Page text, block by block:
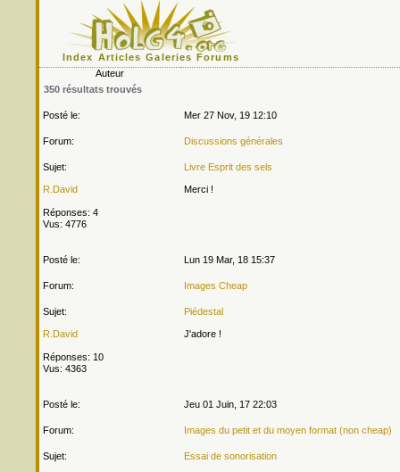
Index Articles Galeries Forums
Auteur
350 résultats trouvés
Posté le: Mer 27 Nov, 19 12:10
Forum: Discussions générales
Sujet: Livre Esprit des sels
R.David
Réponses: 4
Vus: 4776
Merci !
Posté le: Lun 19 Mar, 18 15:37
Forum: Images Cheap
Sujet: Piédestal
R.David
Réponses: 10
Vus: 4363
J'adore !
Posté le: Jeu 01 Juin, 17 22:03
Forum: Images du petit et du moyen format (non cheap)
Sujet: Essai de sonorisation